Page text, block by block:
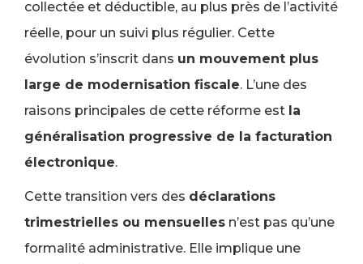
collectée et déductible, au plus près de l’activité
réelle, pour un suivi plus régulier. Cette
évolution s’inscrit dans un mouvement plus
large de modernisation fiscale. L’une des
raisons principales de cette réforme est la
généralisation progressive de la facturation
électronique.
Cette transition vers des déclarations
trimestrielles ou mensuelles n’est pas qu’une
formalité administrative. Elle implique une